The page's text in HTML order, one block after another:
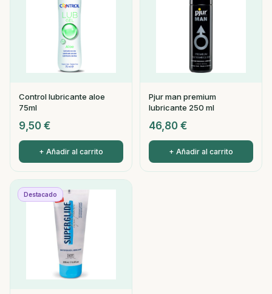
Control lubricante aloe
75ml
9,50 €
+ Añadir al carrito
Pjur man premium
lubricante 250 ml
46,80 €
+ Añadir al carrito
Destacado